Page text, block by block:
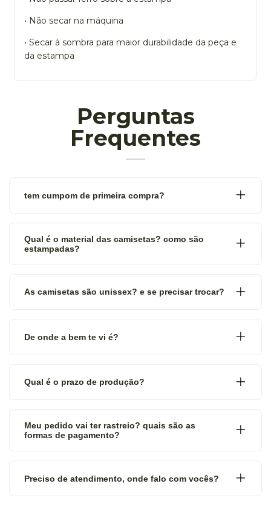
• Não secar na máquina
• Secar à sombra para maior durabilidade da peça e
da estampa
Perguntas
Frequentes
tem cumpom de primeira compra?
Qual é o material das camisetas? como são
estampadas?
As camisetas são unissex? e se precisar trocar?
De onde a bem te vi é?
Qual é o prazo de produção?
Meu pedido vai ter rastreio? quais são as
formas de pagamento?
Preciso de atendimento, onde falo com vocês?